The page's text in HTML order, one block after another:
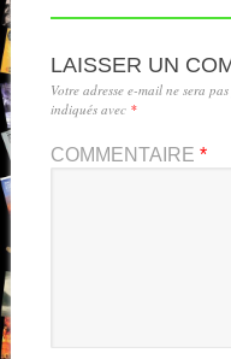
LAISSER UN
Votre adresse e-mail ne sera
indiqués avec *
COMMENTAIRE *